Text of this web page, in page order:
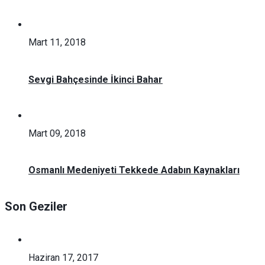
Mart 11, 2018
Sevgi Bahçesinde İkinci Bahar
Mart 09, 2018
Osmanlı Medeniyeti Tekkede Adabın Kaynakları
Son Geziler
Haziran 17, 2017